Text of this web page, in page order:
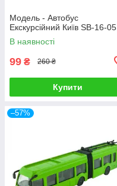
Модель - Автобус
Екскурсійний Київ SB-16-05
В наявності
99 ₴ 260 ₴
Купити
–57%